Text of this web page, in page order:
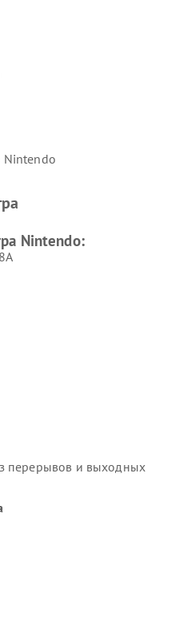
Nintendo
Nintendo:
перерывов и выходных